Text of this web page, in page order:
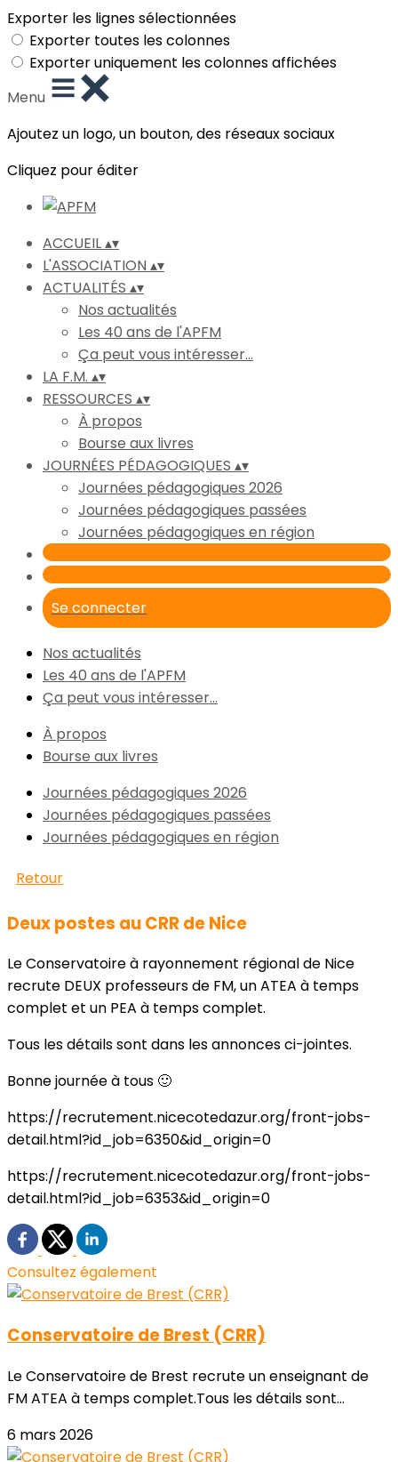
Exporter les lignes sélectionnées
Exporter toutes les colonnes
Exporter uniquement les colonnes affichées
Menu
Ajoutez un logo, un bouton, des réseaux sociaux
Cliquez pour éditer
ACCUEIL▴▾
L'ASSOCIATION▴▾
ACTUALITÉS ▴▾
Nos actualités
Les 40 ans de l'APFM
Ça peut vous intéresser...
LA F.M. ▴▾
RESSOURCES ▴▾
À propos
Bourse aux livres
JOURNÉES PÉDAGOGIQUES ▴▾
Journées pédagogiques 2026
Journées pédagogiques passées
Journées pédagogiques en région
Se connecter
Nos actualités
Les 40 ans de l'APFM
Ça peut vous intéresser...
À propos
Bourse aux livres
Journées pédagogiques 2026
Journées pédagogiques passées
Journées pédagogiques en région
Retour
Deux postes au CRR de Nice
Le Conservatoire à rayonnement régional de Nice
recrute DEUX professeurs de FM, un ATEA à temps
complet et un PEA à temps complet.
Tous les détails sont dans les annonces ci-jointes.
Bonne journée à tous 🙂
https://recrutement.nicecotedazur.org/front-jobs-
detail.html?id_job=6350&id_origin=0
https://recrutement.nicecotedazur.org/front-jobs-
detail.html?id_job=6353&id_origin=0
Consultez également
Conservatoire de Brest (CRR)
Le Conservatoire de Brest recrute un enseignant de
FM ATEA à temps complet.Tous les détails sont...
6 mars 2026